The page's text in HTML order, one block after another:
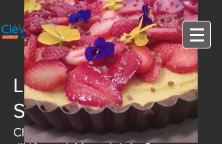
LaMétairie duClos
SaintLouis
Chambres d'Hôtes - Gîte - Table